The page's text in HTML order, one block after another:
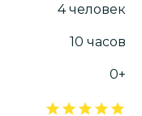
4 человек
10 часов
0+